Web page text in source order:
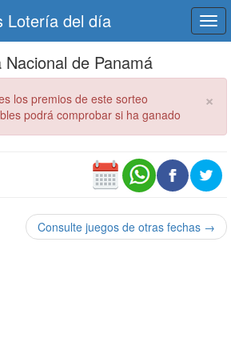
Lotería del día
de Panamá
×
los premios de este sorteo
podrá comprobar si ha ganado
Consulte juegos de otras fechas →